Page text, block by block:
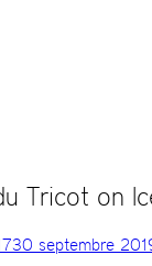
Tricot on
30 septembre